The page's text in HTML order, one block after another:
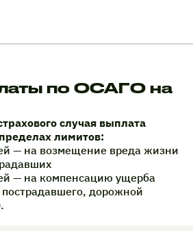
по ОСАГО на
случая выплата
лимитов:
— на возмещение вреда жизни
— на компенсацию ущерба
дорожной